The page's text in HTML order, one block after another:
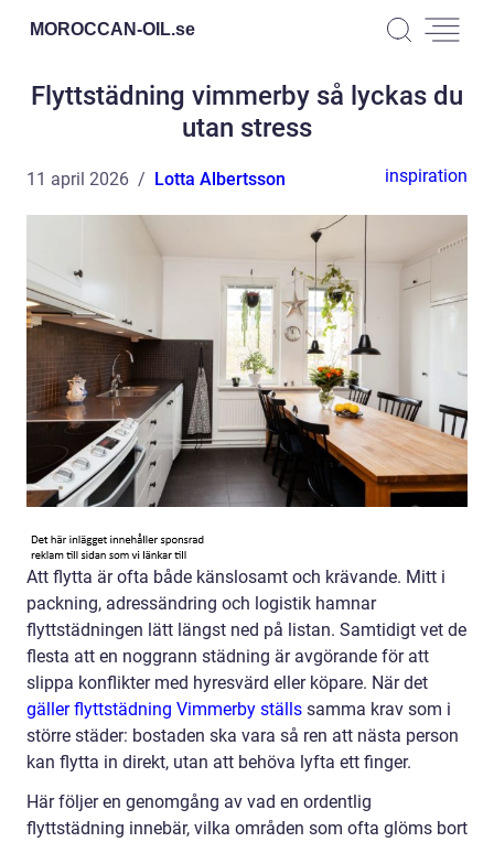
MOROCCAN-OIL.se
Flyttstädning vimmerby så lyckas du
utan stress
11 april 2026 Lotta Albertsson inspiration
Att flytta är ofta både känslosamt och krävande. Mitt i
packning, adressändring och logistik hamnar
flyttstädningen lätt längst ned på listan. Samtidigt vet de
flesta att en noggrann städning är avgörande för att
slippa konflikter med hyresvärd eller köpare. När det
gäller flyttstädning Vimmerby ställs samma krav som i
större städer: bostaden ska vara så ren att nästa person
kan flytta in direkt, utan att behöva lyfta ett finger.
Här följer en genomgång av vad en ordentlig
flyttstädning innebär, vilka områden som ofta glöms bort